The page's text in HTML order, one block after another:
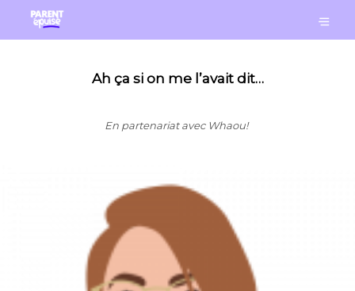
Ah ça si on me l’avait dit…
En partenariat avec Whaou!